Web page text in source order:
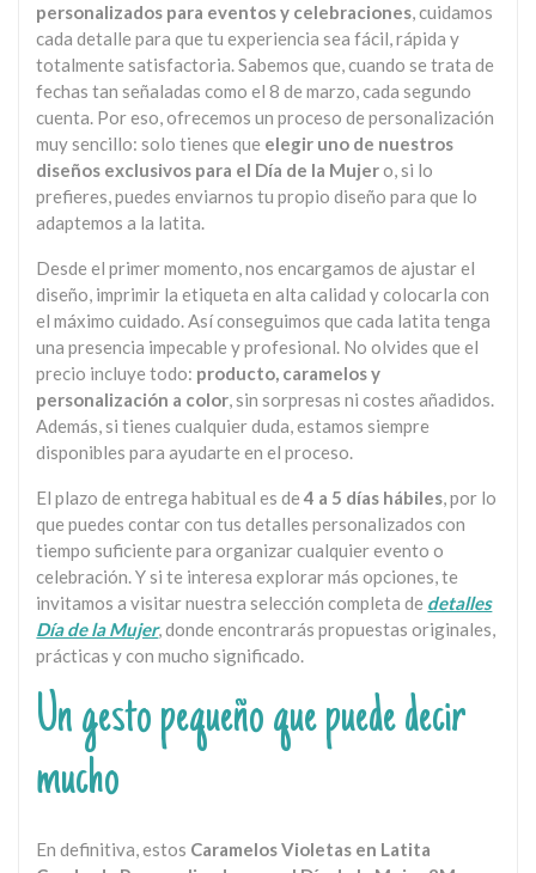
personalizados para eventos y celebraciones, cuidamos
cada detalle para que tu experiencia sea fácil, rápida y
totalmente satisfactoria. Sabemos que, cuando se trata de
fechas tan señaladas como el 8 de marzo, cada segundo
cuenta. Por eso, ofrecemos un proceso de personalización
muy sencillo: solo tienes que elegir uno de nuestros
diseños exclusivos para el Día de la Mujero, si lo
prefieres, puedes enviarnos tu propio diseño para que lo
adaptemos a la latita.
Desde el primer momento, nos encargamos de ajustar el
diseño, imprimir la etiqueta en alta calidad y colocarla con
el máximo cuidado. Así conseguimos que cada latita tenga
una presencia impecable y profesional. No olvides que el
precio incluye todo: producto, caramelos y
personalización a color, sin sorpresas ni costes añadidos.
Además, si tienes cualquier duda, estamos siempre
disponibles para ayudarte en el proceso.
El plazo de entrega habitual es de4 a 5 días hábiles, por lo
que puedes contar con tus detalles personalizados con
tiempo suficiente para organizar cualquier evento o
celebración. Y si te interesa explorar más opciones, te
invitamos a visitar nuestra selección completa de detalles
Día de la Mujer, donde encontrarás propuestas originales,
prácticas y con mucho significado.
Un gesto pequeño que puede decir
mucho
En definitiva, estos Caramelos Violetas en Latita